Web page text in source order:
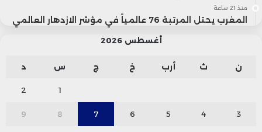
منذ 21 ساعة
المغرب يحتل المرتبة 76 عالمياً في مؤشر الازدهار العالمي
أغسطس 2026
ن ث أرب خ ج س د
1
2
3
4
5
6
7
8
9